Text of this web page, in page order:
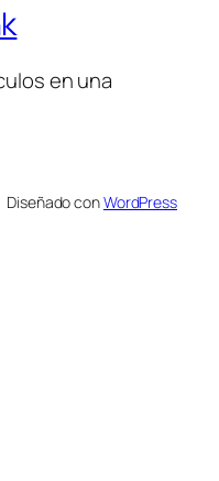
en una
Diseñado conWordPress